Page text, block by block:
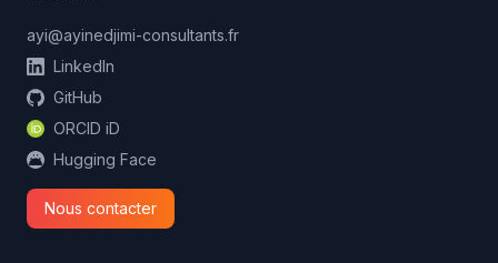
ayi@ayinedjimi-consultants.fr
LinkedIn
GitHub
ORCID iD
Hugging Face
Nous contacter